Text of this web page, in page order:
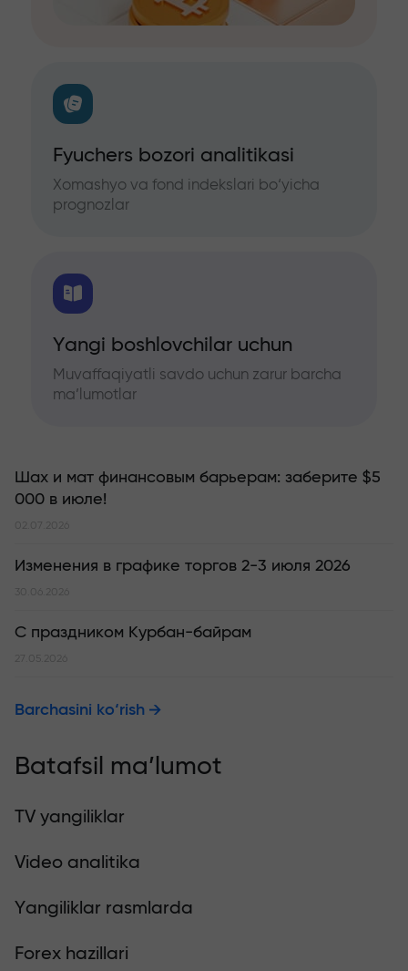
Fyuchers bozori analitikasi
Xomashyo va fond indekslari bo‘yicha
prognozlar
Yangi boshlovchilar uchun
Muvaffaqiyatli savdo uchun zarur barcha
ma’lumotlar
Шах и мат финансовым барьерам: заберите $5
000 в июле!
02.07.2026
Изменения в графике торгов 2-3 июля 2026
30.06.2026
С праздником Курбан-байрам
27.05.2026
Barchasini ko‘rish
Batafsil ma’lumot
TV yangiliklar
Video analitika
Yangiliklar rasmlarda
Forex hazillari